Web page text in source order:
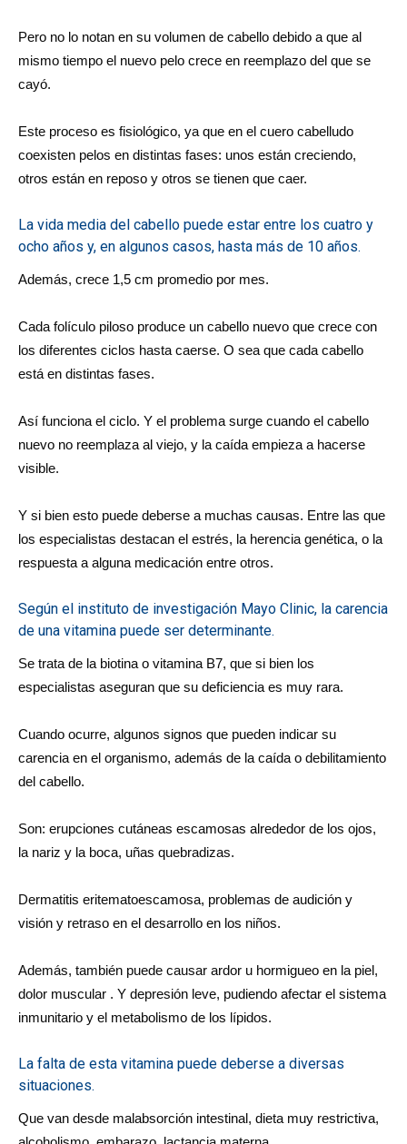
Pero no lo notan en su volumen de cabello debido a que al
mismo tiempo el nuevo pelo crece en reemplazo del que se
cayó.
Este proceso es fisiológico, ya que en el cuero cabelludo
coexisten pelos en distintas fases: unos están creciendo,
otros están en reposo y otros se tienen que caer.
La vida media del cabello puede estar entre los cuatro y
ocho años y, en algunos casos, hasta más de 10 años.
Además, crece 1,5 cm promedio por mes.
Cada folículo piloso produce un cabello nuevo que crece con
los diferentes ciclos hasta caerse. O sea que cada cabello
está en distintas fases.
Así funciona el ciclo. Y el problema surge cuando el cabello
nuevo no reemplaza al viejo, y la caída empieza a hacerse
visible.
Y si bien esto puede deberse a muchas causas. Entre las que
los especialistas destacan el estrés, la herencia genética, o la
respuesta a alguna medicación entre otros.
Según el instituto de investigación Mayo Clinic, la carencia
de una vitamina puede ser determinante.
Se trata de la biotina o vitamina B7, que si bien los
especialistas aseguran que su deficiencia es muy rara.
Cuando ocurre, algunos signos que pueden indicar su
carencia en el organismo, además de la caída o debilitamiento
del cabello.
Son: erupciones cutáneas escamosas alrededor de los ojos,
la nariz y la boca, uñas quebradizas.
Dermatitis eritematoescamosa, problemas de audición y
visión y retraso en el desarrollo en los niños.
Además, también puede causar ardor u hormigueo en la piel,
dolor muscular . Y depresión leve, pudiendo afectar el sistema
inmunitario y el metabolismo de los lípidos.
La falta de esta vitamina puede deberse a diversas
situaciones.
Que van desde malabsorción intestinal, dieta muy restrictiva,